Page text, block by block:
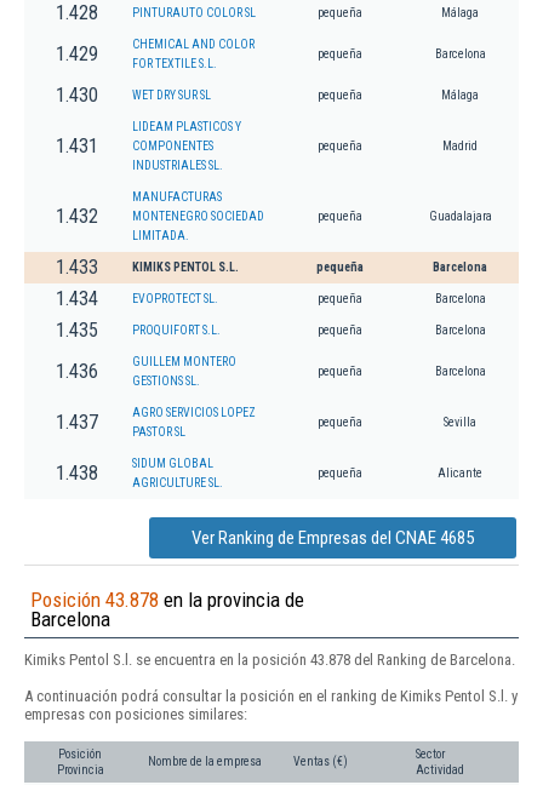
1.428 PINTURAUTO COLOR SL pequeña Málaga
1.429
CHEMICAL AND COLOR
FOR TEXTILE S.L.
pequeña Barcelona
1.430 WET DRY SUR SL pequeña Málaga
1.431
LIDEAM PLASTICOS Y
COMPONENTES
INDUSTRIALES SL.
pequeña Madrid
1.432
MANUFACTURAS
MONTENEGRO SOCIEDAD
LIMITADA.
pequeña Guadalajara
1.433 KIMIKS PENTOL S.L. pequeña Barcelona
1.434 EVOPROTECT SL. pequeña Barcelona
1.435 PROQUIFORT S.L. pequeña Barcelona
1.436
GUILLEM MONTERO
GESTIONS SL.
pequeña Barcelona
1.437
AGRO SERVICIOS LOPEZ
PASTOR SL
pequeña Sevilla
1.438
SIDUM GLOBAL
AGRICULTURE SL.
pequeña Alicante
Ver Ranking de Empresas del CNAE 4685
Posición 43.878 en la provincia de
Barcelona
Kimiks Pentol S.l. se encuentra en la posición 43.878 del Ranking de Barcelona.
A continuación podrá consultar la posición en el ranking de Kimiks Pentol S.l. y
empresas con posiciones similares:
Posición
Provincia
Nombre de la empresa Ventas (€)
Sector
Actividad